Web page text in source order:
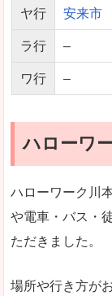
ヤ行 安来市
ラ行 –
ワ行 –
ハローワ
ハローワーク川
や電車・バス・
ただきました。
場所や行き方が